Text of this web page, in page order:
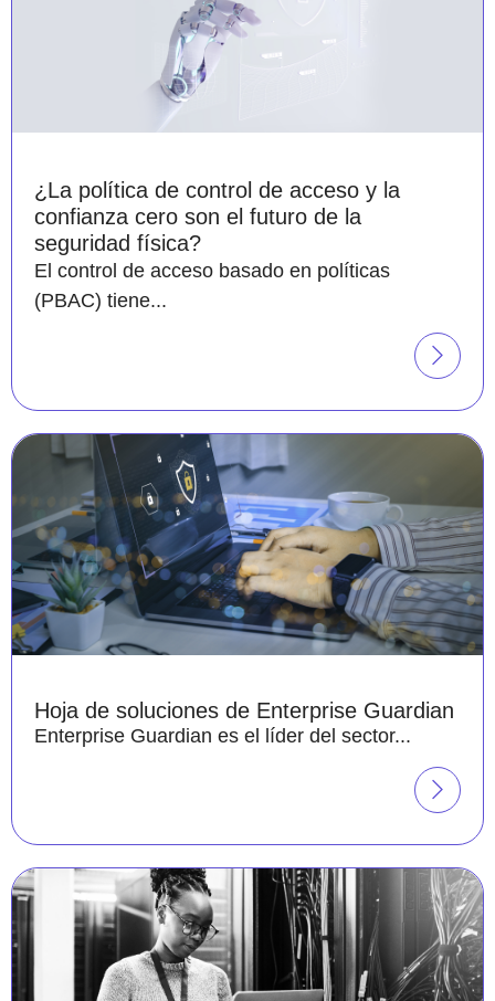
¿La política de control de acceso y la
confianza cero son el futuro de la
seguridad física?
El control de acceso basado en políticas
(PBAC) tiene...
Hoja de soluciones de Enterprise Guardian
Enterprise Guardian es el líder del sector...